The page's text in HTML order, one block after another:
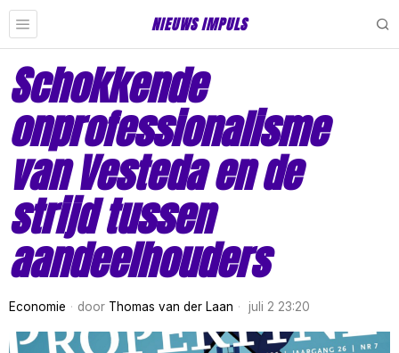
NIEUWS IMPULS
Schokkende
onprofessionalisme
van Vesteda en de
strijd tussen
aandeelhouders
Economie door Thomas van der Laan juli 2 23:20